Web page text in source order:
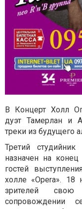
В Концерт Холл
дуэт Тамерлан и
треки из будущего
Третий
назначен на
гостей
холле «Opera». 18
зрителей
сопровождении